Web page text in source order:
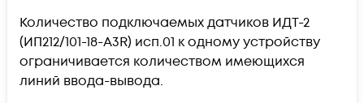
Количество подключаемых датчиков ИДТ-2
(ИП212/101-18-А3R) исп.01 к одному устройству
ограничивается количеством имеющихся
линий ввода-вывода.